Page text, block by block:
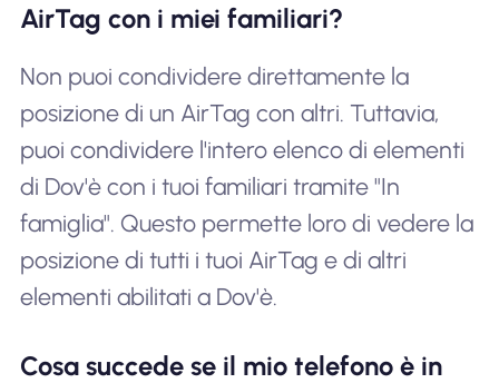
AirTag con i miei familiari?
Non puoi condividere direttamente la
posizione di un AirTag con altri. Tuttavia,
puoi condividere l'intero elenco di elementi
di Dov'è con i tuoi familiari tramite "In
famiglia". Questo permette loro di vedere la
posizione di tutti i tuoi AirTag e di altri
elementi abilitati a Dov'è.
Cosa succede se il mio telefono è in